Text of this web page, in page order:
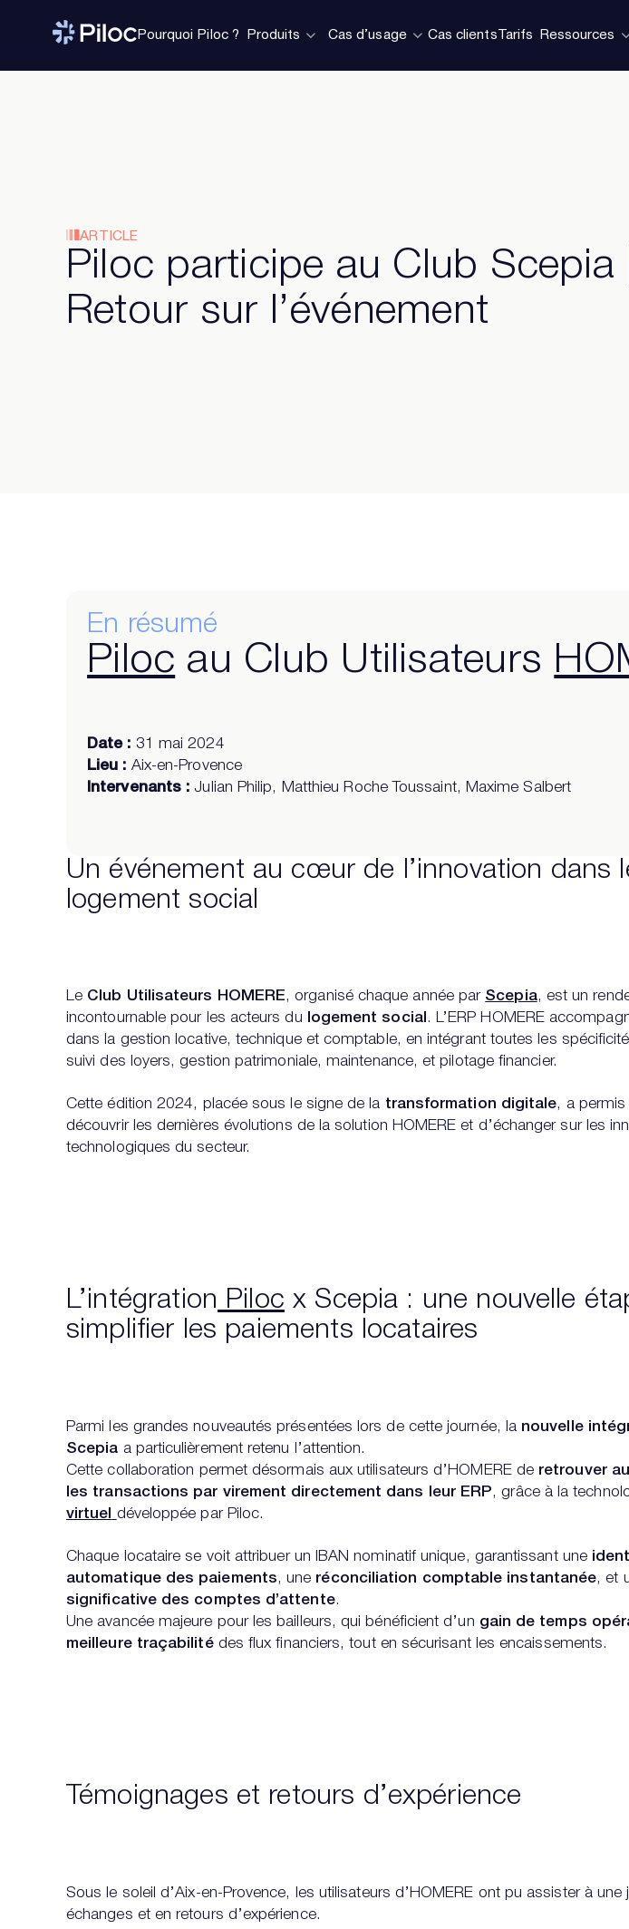
Pourquoi Piloc ? Produits Cas d’usage Cas clients Tarifs Ressources
ARTICLE
Piloc participe au Club Scepia |
Retour sur l’événement
En résumé
Piloc au Club Utilisateurs
Date : 31 mai 2024
Lieu : Aix-en-Provence
Intervenants : Julian Philip, Matthieu Roche Toussaint, Maxime Salbert
Un événement au cœur de l’innovation dans
logement social
Le Club Utilisateurs HOMERE, organisé chaque année par Scepia, est un
incontournable pour les acteurs du
logement social . L’ERP HOMERE
dans la gestion locative, technique et comptable, en intégrant toutes les
suivi des loyers, gestion patrimoniale, maintenance, et pilotage financier.
Cette édition 2024, placée sous le signe de la transformation digitale, a permis
découvrir les dernières évolutions de la solution HOMERE et d’échanger sur les
technologiques du secteur.
L’intégration Piloc x Scepia : une nouvelle
simplifier les paiements locataires
Parmi les grandes nouveautés présentées lors de cette journée, la nouvelle
Scepia a particulièrement retenu l’attention.
Cette collaboration permet désormais aux utilisateurs d’HOMERE de retrouver
les transactions par virement directement dans leur ERP, grâce à la
virtuel
développée par Piloc.
Chaque locataire se voit attribuer un IBAN nominatif unique, garantissant une
automatique des paiements, une réconciliation comptable instantanée, et
significative des comptes d’attente.
Une avancée majeure pour les bailleurs, qui bénéficient d’un gain de temps
meilleure traçabilitédes flux financiers, tout en sécurisant les encaissements.
Témoignages et retours d’expérience
Sous le soleil d’Aix-en-Provence, les utilisateurs d’HOMERE ont pu assister à une
échanges et en retours d’expérience.